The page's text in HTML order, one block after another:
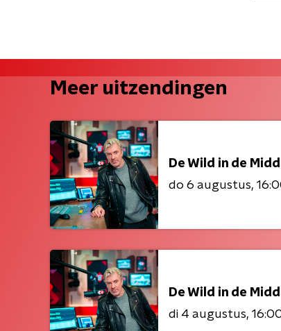
Meer uitzendingen
De Wild in de
do 6 augustus
De Wild in de
di 4 augustus